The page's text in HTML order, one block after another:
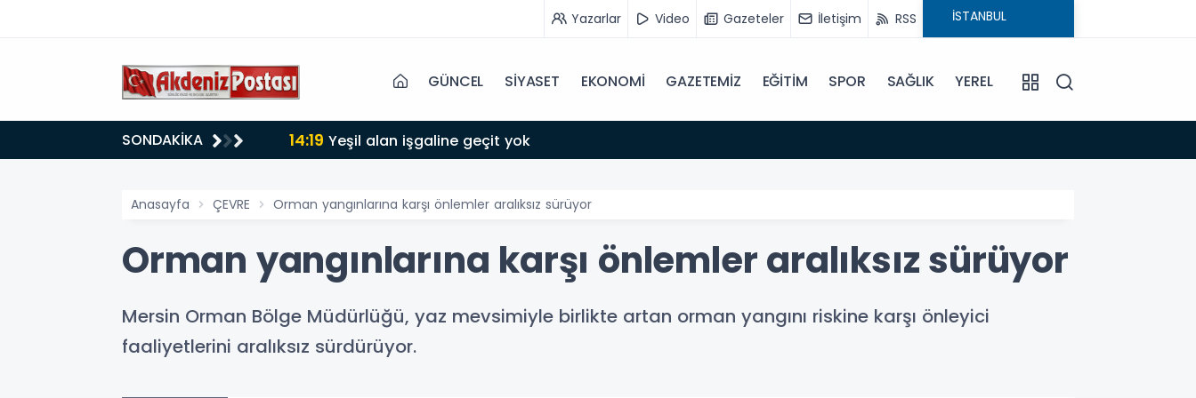
Yazarlar Video Gazeteler İletişim RSS
GÜNCEL SİYASET EKONOMİ GAZETEMİZ EĞİTİM SPOR SAĞLIK YEREL
SONDAKİKA
30 dereceyi gördü 14:19 Yeşil alan işgaline geçit yok
Anasayfa ÇEVRE Orman yangınlarına karşı önlemler aralıksız sürüyor
Orman yangınlarına karşı önlemler aralıksız sürüyor
Mersin Orman Bölge Müdürlüğü, yaz mevsimiyle birlikte artan orman yangını riskine karşı önleyici
faaliyetlerini aralıksız sürdürüyor.